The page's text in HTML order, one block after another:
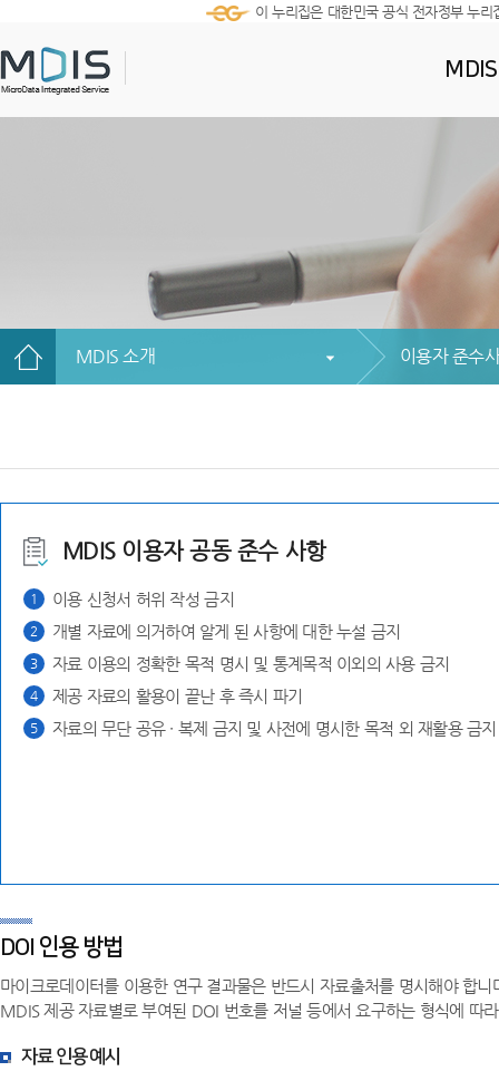
이 누리집은 대한민국 공식 전자정부 누리
MDIS 소개 이용자 준수
MDIS 이용자 공동 준수 사항
1 이용 신청서 허위 작성 금지
2 개별 자료에 의거하여 알게 된 사항에 대한 누설 금지
3 자료 이용의 정확한 목적 명시 및 통계목적 이외의 사용 금지
4 제공 자료의 활용이 끝난 후 즉시 파기
5 자료의 무단 공유 ∙ 복제 금지 및 사전에 명시한 목적 외 재활용 금지
DOI 인용 방법
마이크로데이터를 이용한 연구 결과물은 반드시 자료출처를 명시해야 합니
MDIS 제공 자료별로 부여된 DOI 번호를 저널 등에서 요구하는 형식에 따
자료 인용 예시